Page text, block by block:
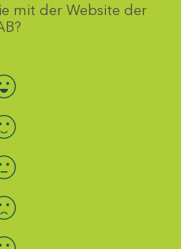
mit der Website der
auswählen